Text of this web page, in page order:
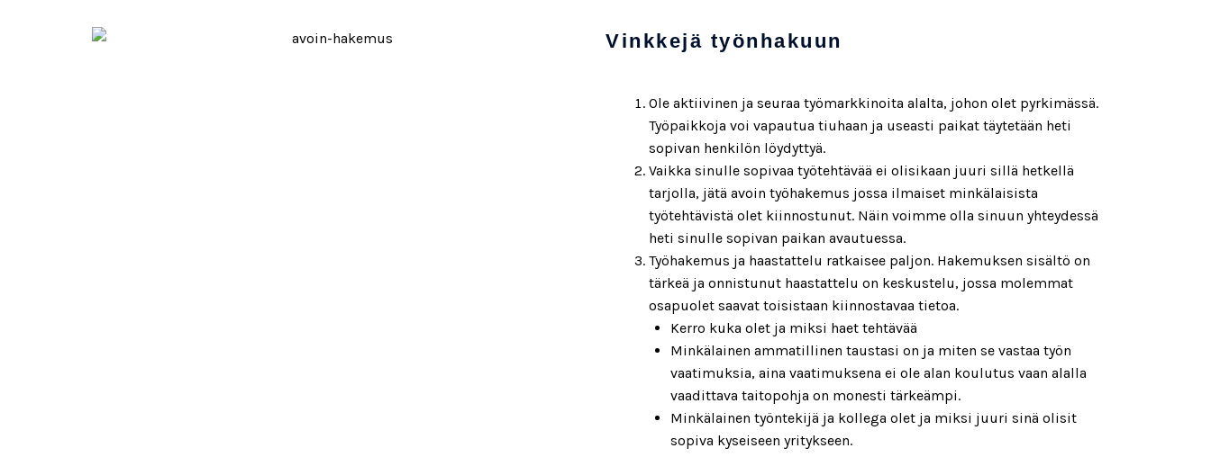
Vinkkejä työnhakuun
Ole aktiivinen ja seuraa työmarkkinoita alalta, johon olet pyrkimässä.
Työpaikkoja voi vapautua tiuhaan ja useasti paikat täytetään heti
sopivan henkilön löydyttyä.
Vaikka sinulle sopivaa työtehtävää ei olisikaan juuri sillä hetkellä
tarjolla, jätä avoin työhakemus jossa ilmaiset minkälaisista
työtehtävistä olet kiinnostunut. Näin voimme olla sinuun yhteydessä
heti sinulle sopivan paikan avautuessa.
Työhakemus ja haastattelu ratkaisee paljon. Hakemuksen sisältö on
tärkeä ja onnistunut haastattelu on keskustelu, jossa molemmat
osapuolet saavat toisistaan kiinnostavaa tietoa.
Kerro kuka olet ja miksi haet tehtävää
Minkälainen ammatillinen taustasi on ja miten se vastaa työn
vaatimuksia, aina vaatimuksena ei ole alan koulutus vaan alalla
vaadittava taitopohja on monesti tärkeämpi.
Minkälainen työntekijä ja kollega olet ja miksi juuri sinä olisit
sopiva kyseiseen yritykseen.